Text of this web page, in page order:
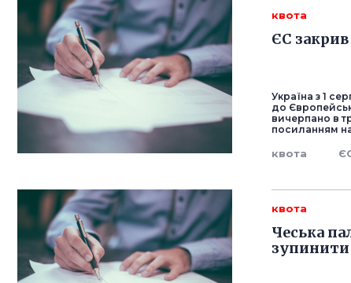
квота
ЄС
Україна з 1
до
вичерпано в
посиланням
квота
квота
Чеська
зупинити